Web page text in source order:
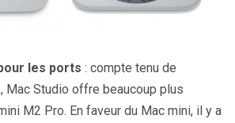
les ports : compte tenu de
Mac Studio offre beaucoup plus
M2 Pro. En faveur du Mac mini, il y a